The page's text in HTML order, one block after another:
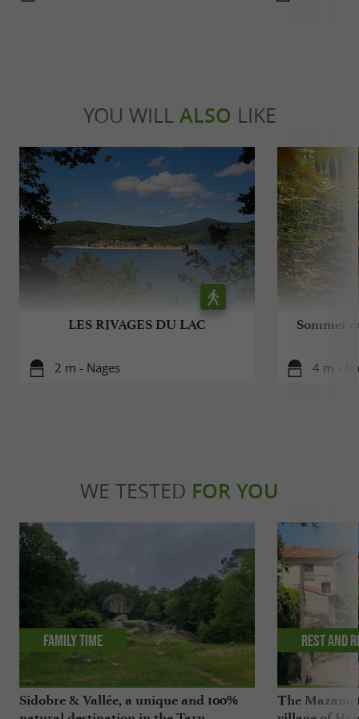
YOU WILL ALSO LIKE
LES RIVAGES DU LAC
2 m - Nages
Sommet
4 m -
WE TESTED FOR YOU
Sidobre & Vallée, a unique and 100%
Family time
The
Rest and